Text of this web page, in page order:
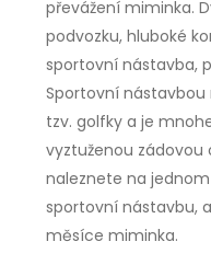
převážení miminka.
podvozku, hluboké
sportovní nástavba,
Sportovní
tzv. golfky a je
vyztuženou zádovou
naleznete na
sportovní nástavbu,
měsíce miminka.